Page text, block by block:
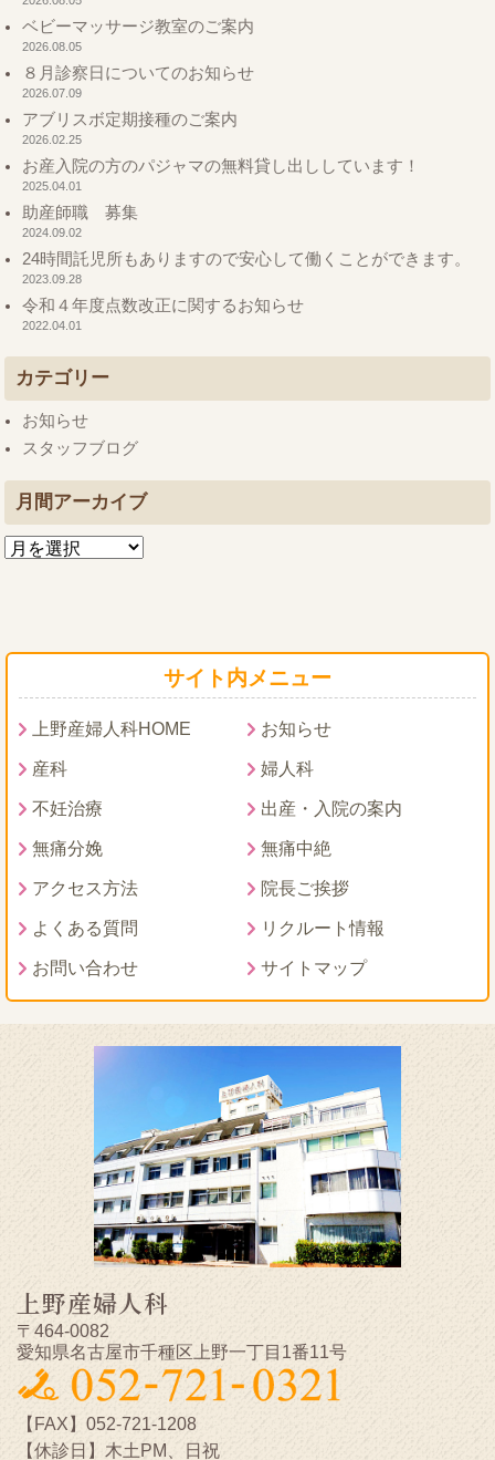
ベビーマッサージ教室のご案内
2026.08.05
８月診察日についてのお知らせ
2026.07.09
アブリスボ定期接種のご案内
2026.02.25
お産入院の方のパジャマの無料貸し出ししています！
2025.04.01
助産師職 募集
2024.09.02
24時間託児所もありますので安心して働くことができます。
2023.09.28
令和４年度点数改正に関するお知らせ
2022.04.01
カテゴリー
お知らせ
スタッフブログ
月間アーカイブ
サイト内メニュー
上野産婦人科HOME お知らせ
産科 婦人科
不妊治療 出産・入院の案内
無痛分娩 無痛中絶
アクセス方法 院長ご挨拶
よくある質問 リクルート情報
お問い合わせ サイトマップ
上野産婦人科
〒464-0082
愛知県名古屋市千種区上野一丁目1番11号
【FAX】052-721-1208
【休診日】木土PM、日祝